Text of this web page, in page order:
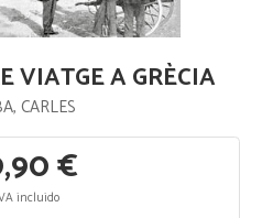
VIATGE A GRÈCIA
CARLES
€
incluido